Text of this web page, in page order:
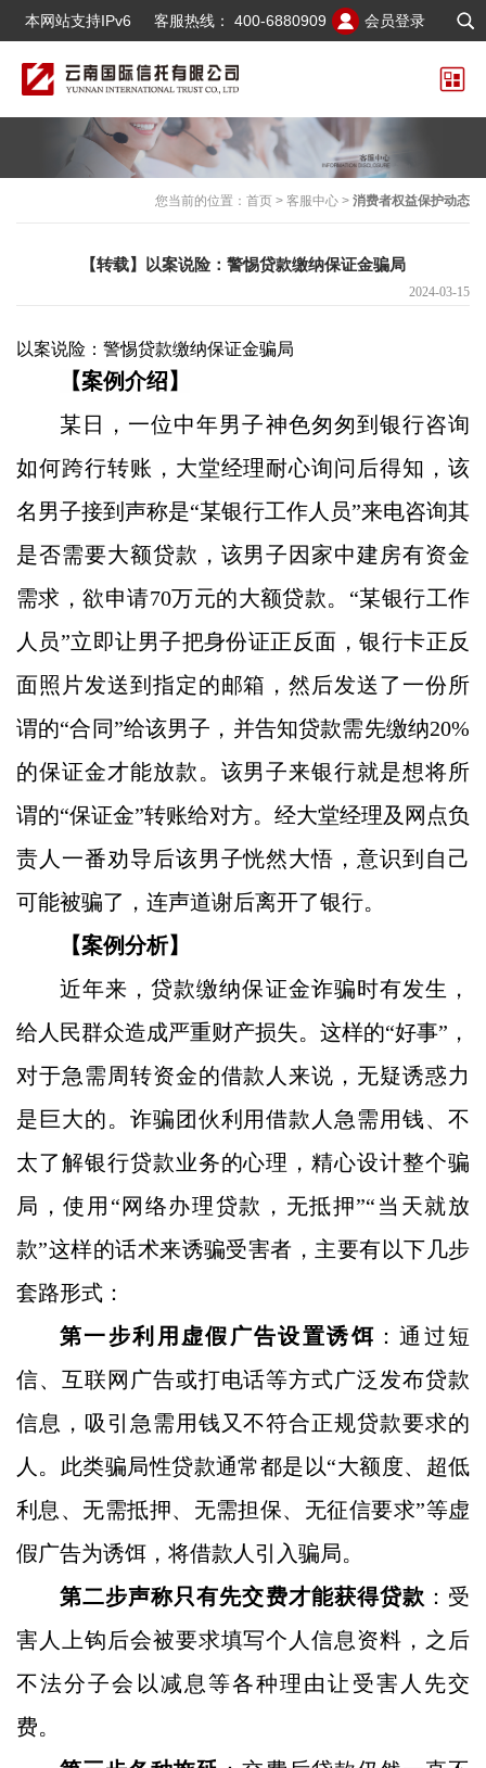
会员登录
客服热线： 400-6880909
本网站支持IPv6
您当前的位置： 首页 > 客服中心 > 消费者权益保护动态
【转载】以案说险：警惕贷款缴纳保证金骗局
2024-03-15
以案说险：警惕贷款缴纳保证金骗局
【案例介绍】
某日，一位中年男子神色匆匆到银行咨询
如何跨行转账，大堂经理耐心询问后得知，该
名男子接到声称是“某银行工作人员”来电咨询其
是否需要大额贷款，该男子因家中建房有资金
需求，欲申请70万元的大额贷款。 “某银行工作
人员”立即让男子把身份证正反面，银行卡正反
面照片发送到指定的邮箱，然后发送了一份所
谓的“合同”给该男子，并告知贷款需先缴纳20%
的保证金才能放款。 该男子来银行就是想将所
谓的“保证金”转账给对方。 经大堂经理及网点负
责人一番劝导后该男子恍然大悟 ，意识到自己
可能被骗了，连声道谢后离开了银行。
【案例分析】
近年来，贷款缴纳保证金诈骗时有发生，
给人民群众造成严重财产损失。这样的“好事”，
对于急需周转资金的借款人来说，无疑诱惑力
是巨大的。诈骗团伙利用借款人急需用钱、不
太了解银行贷款业务的心理，精心设计整个骗
局，使用“网络办理贷款，无抵押”“当天就放
款”这样的话术来诱骗受害者，主要有以下几步
套路形式：
第一步利用虚假广告设置诱饵 ：通过短
信、互联网广告或打电话等方式广泛发布贷款
信息，吸引急需用钱又不符合正规贷款要求的
人。此类骗局性贷款通常都是以“大额度、超低
利息、无需抵押、无需担保、无征信要求”等虚
假广告为诱饵，将借款人引入骗局。
第二步声称只有先交费才能获得贷款 ：受
害人上钩后会被要求填写个人信息资料，之后
不法分子会以减息等各种理由让 受害人 先交
费。